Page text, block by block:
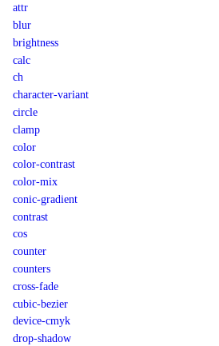
attr
blur
brightness
calc
ch
character-variant
circle
clamp
color
color-contrast
color-mix
conic-gradient
contrast
cos
counter
counters
cross-fade
cubic-bezier
device-cmyk
drop-shadow